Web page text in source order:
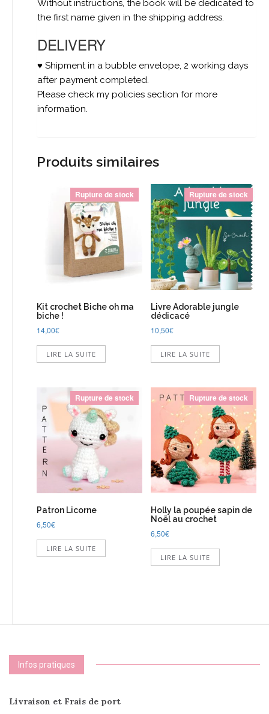
Without instructions, the book will be dedicated to
the first name given in the shipping address.
DELIVERY
♥ Shipment in a bubble envelope, 2 working days
after payment completed.
Please check my policies section for more
information.
Produits similaires
Rupture de stock
Kit crochet Biche oh ma
biche !
14,00€
LIRE LA SUITE
Rupture de stock
Livre Adorable jungle
dédicacé
10,50€
LIRE LA SUITE
Rupture de stock
Patron Licorne
6,50€
LIRE LA SUITE
Rupture de stock
Holly la poupée sapin de
Noël au crochet
6,50€
LIRE LA SUITE
Infos pratiques
Livraison et Frais de port